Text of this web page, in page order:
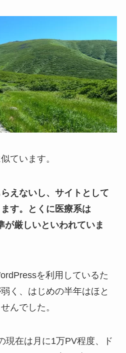
ています。
えないし、サイトとして
す。とくに医療系は
厳しいといわれていま
を利用しているた
く、はじめの半年はほと
んでした。
現在は月に1万PV程度、ド